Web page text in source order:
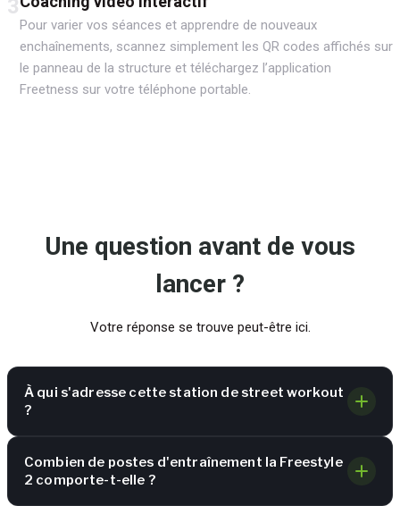
3
Pour varier vos séances et apprendre de nouveaux
enchaînements, scannez simplement les QR codes affichés sur
le panneau de la structure et téléchargez l’application
Freetness sur votre téléphone portable.
Une question avant de vous
lancer ?
Votre réponse se trouve peut-être ici.
À qui s'adresse cette station de street workout
?
Combien de postes d'entraînement la Freestyle
2 comporte-t-elle ?